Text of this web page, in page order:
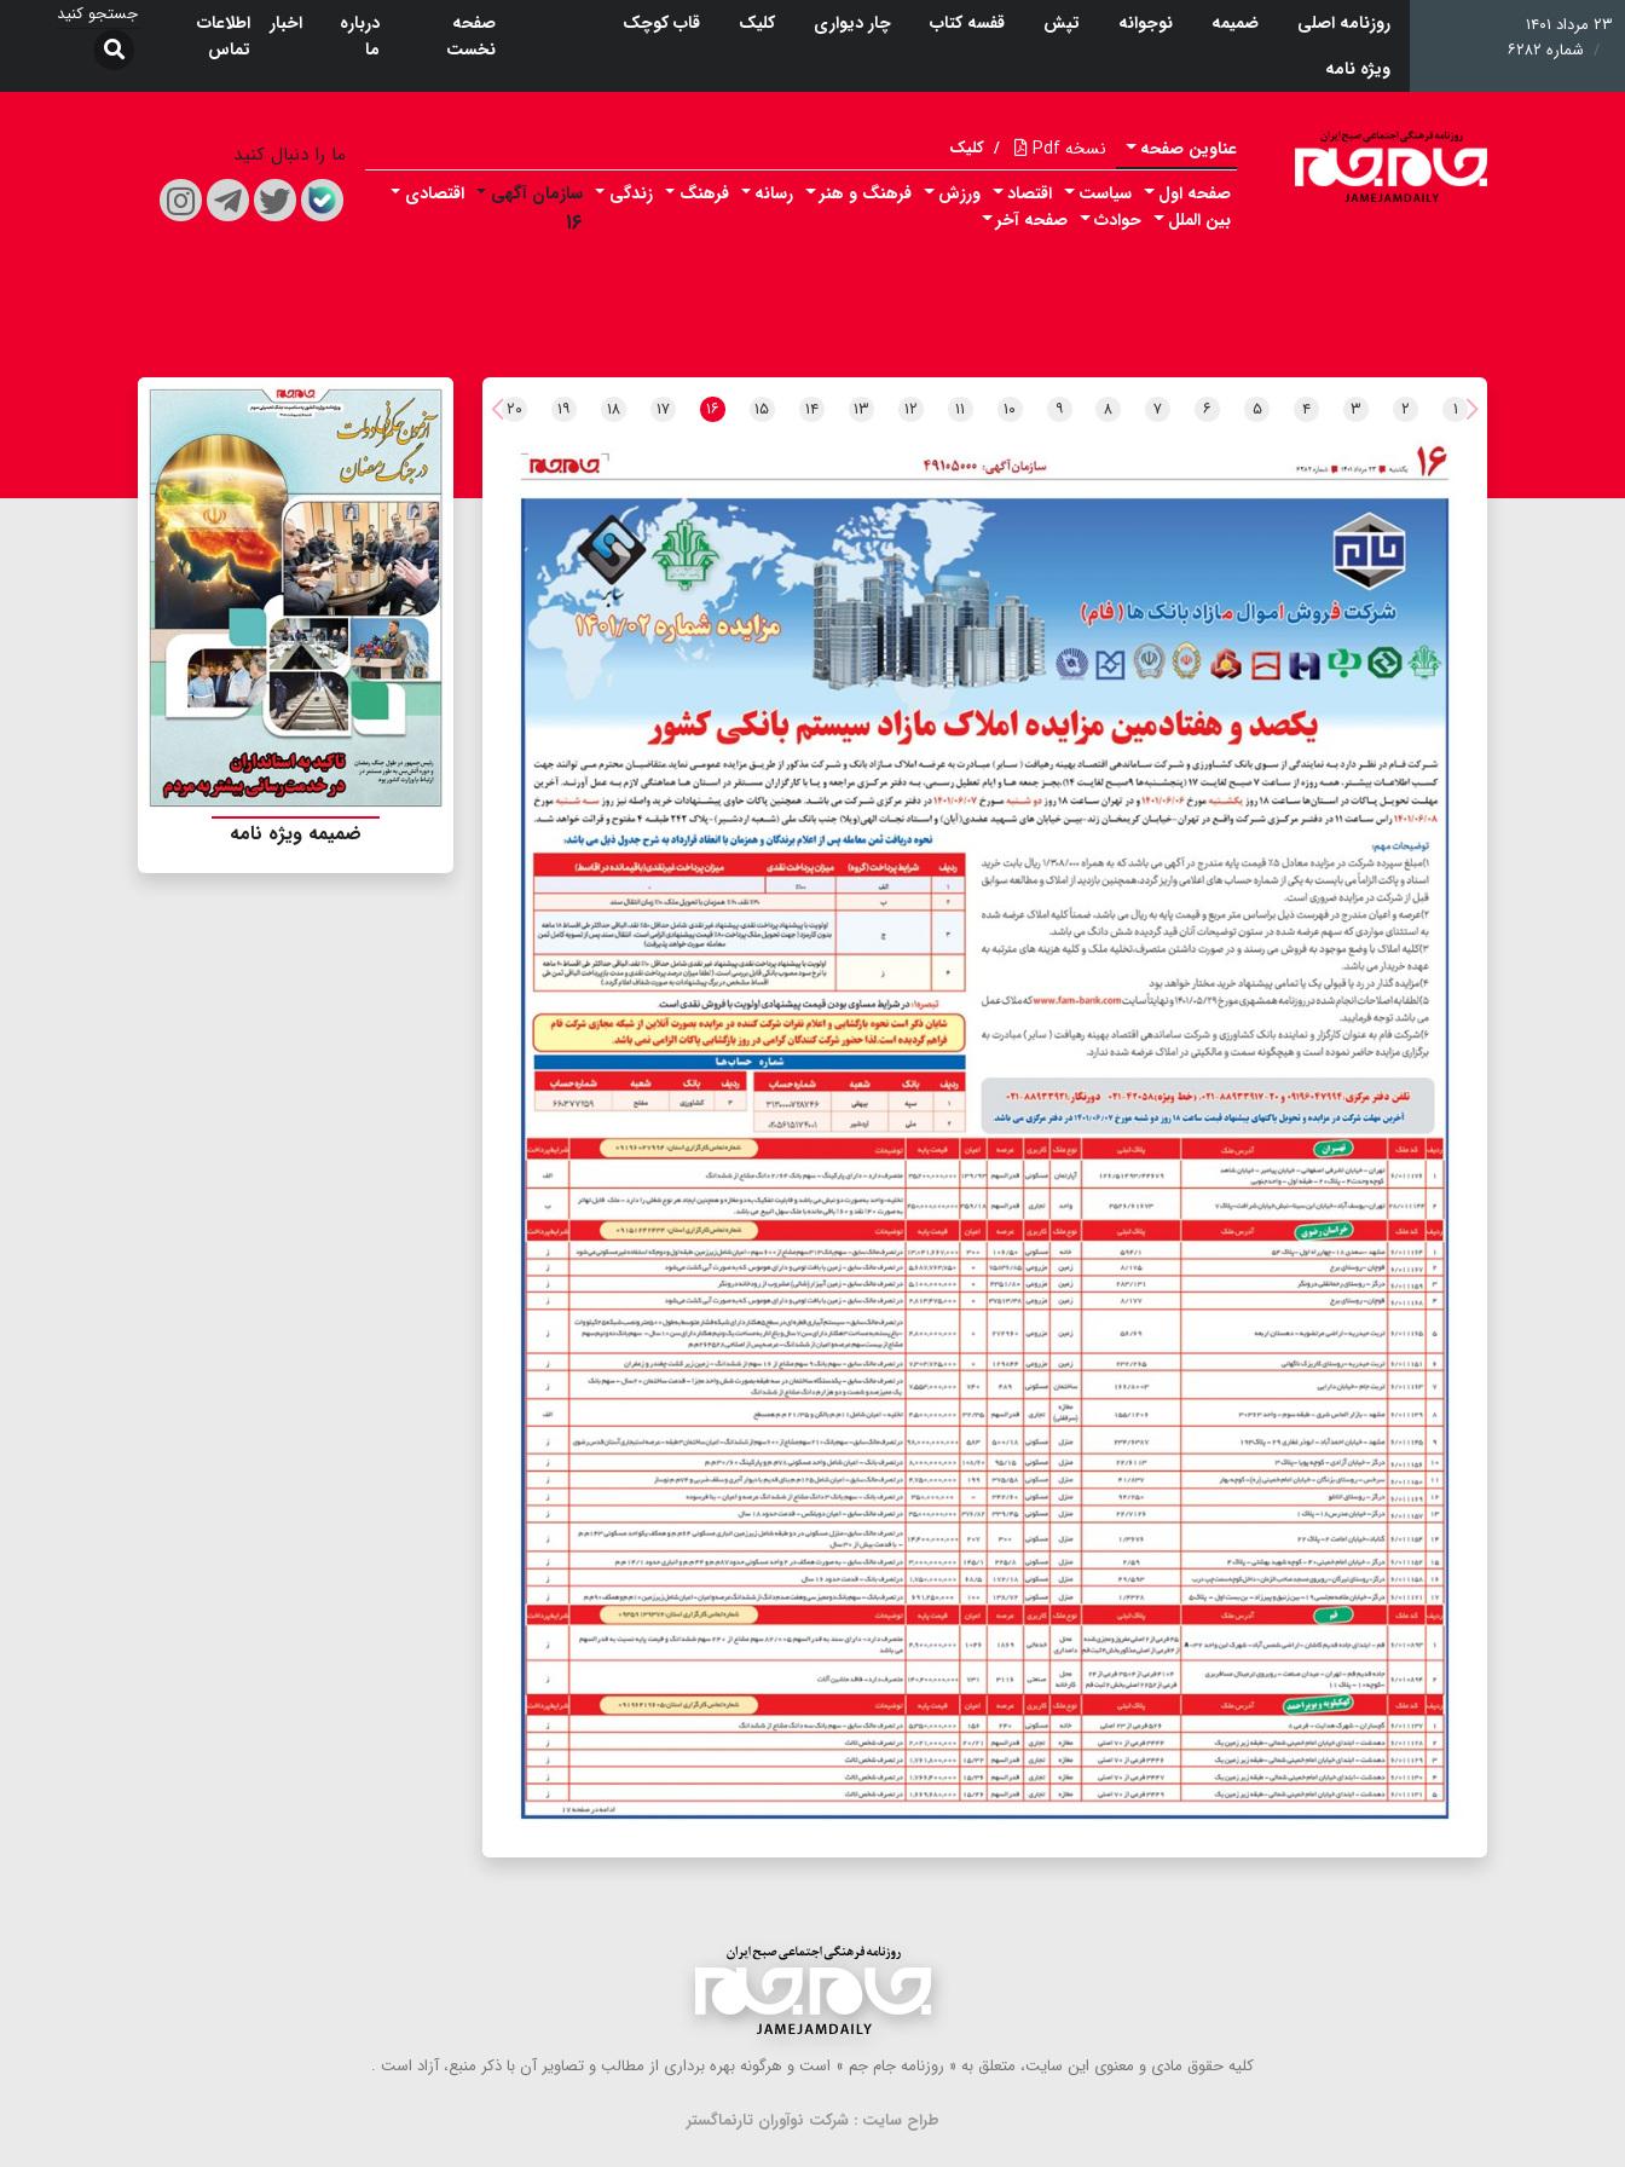
۲۳ مرداد ۱۴۰۱
شماره ۶۲۸۲
روزنامه اصلی ضمیمه نوجوانه تپش قفسه کتاب چار دیواری کلیک
قاب کوچک
ویژه نامه
صفحه
نخست
درباره
ما
اخبار
اطلاعات
تماس
عناوین صفحه نسخه Pdf / کلیک
صفحه اول سیاست اقتصاد ورزش فرهنگ و هنر رسانه فرهنگ زندگی سازمان آگهی
۱۶
اقتصادی
بین الملل
حوادث صفحه آخر
ما را دنبال کنید
۱ ۲ ۳ ۴ ۵ ۶ ۷ ۸ ۹ ۱۰ ۱۱ ۱۲ ۱۳ ۱۴ ۱۵ ۱۶ ۱۷ ۱۸ ۱۹ ۲۰
ضمیمه ویژه نامه
كلیه حقوق مادی و معنوی این سایت، متعلق به « روزنامه جام جم » است و هرگونه بهره ‌برداری از مطالب و تصاویر آن با ذكر منبع، آزاد است .
طراح سایت : شرکت نوآوران تارنماگستر